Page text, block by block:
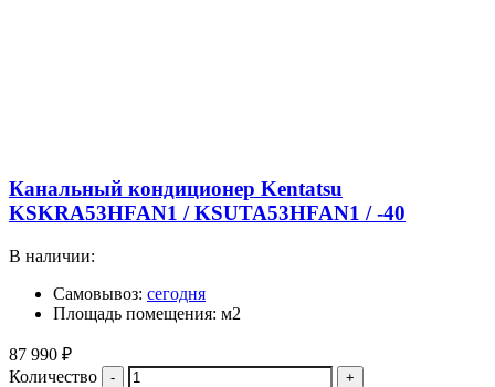
Канальный кондиционер Kentatsu
KSKRA53HFAN1 / KSUTA53HFAN1 / -40
В наличии:
Самовывоз: сегодня
Площадь помещения: м2
87 990 ₽
Количество